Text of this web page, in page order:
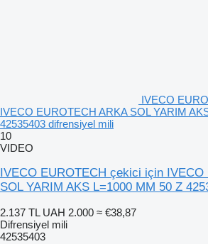
IVECO
IVECO EUROTECH ARKA SOL YARIM
42535403 difrensiyel mili
10
VIDEO
IVECO EUROTECH çekici için IVECO
SOL YARIM AKS L=1000 MM 50 Z
2.137 TL UAH 2.000 ≈ €38,87
Difrensiyel mili
42535403